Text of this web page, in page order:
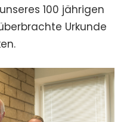
100 jährigen
Urkunde